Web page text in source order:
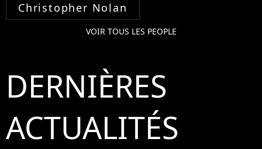
Christopher Nolan
VOIR TOUS LES PEOPLE
DERNIÈRES
ACTUALITÉS